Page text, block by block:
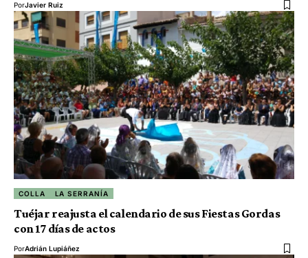
PorJavier Ruiz
COLLA LA SERRANÍA
Tuéjar reajusta el calendario de sus Fiestas Gordas
con 17 días de actos
PorAdrián Lupiáñez